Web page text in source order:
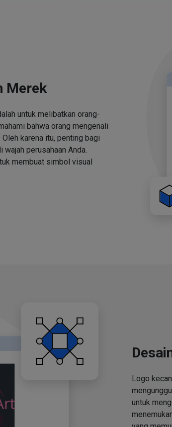
Merek
untuk melibatkan orang-
bahwa orang mengenali
karena itu, penting bagi
perusahaan Anda.
membuat simbol visual
Logo
untuk